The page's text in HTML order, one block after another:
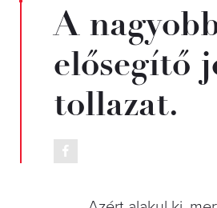
A
elősegítő
tollazat.